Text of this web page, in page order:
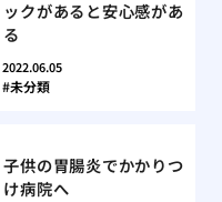
ックがあると安心感があ
る
2022.06.05
未分類
子供の胃腸炎でかかりつ
け病院へ